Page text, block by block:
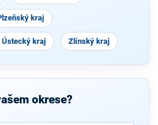
kraj
Ústecký kraj Zlínský kraj
okrese?